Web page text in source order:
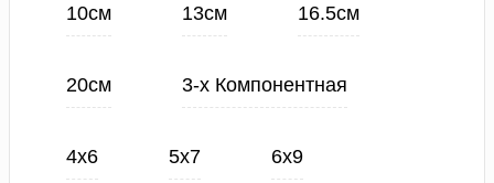
10см 13см 16.5см
20см 3-х Компонентная
4х6 5х7 6х9